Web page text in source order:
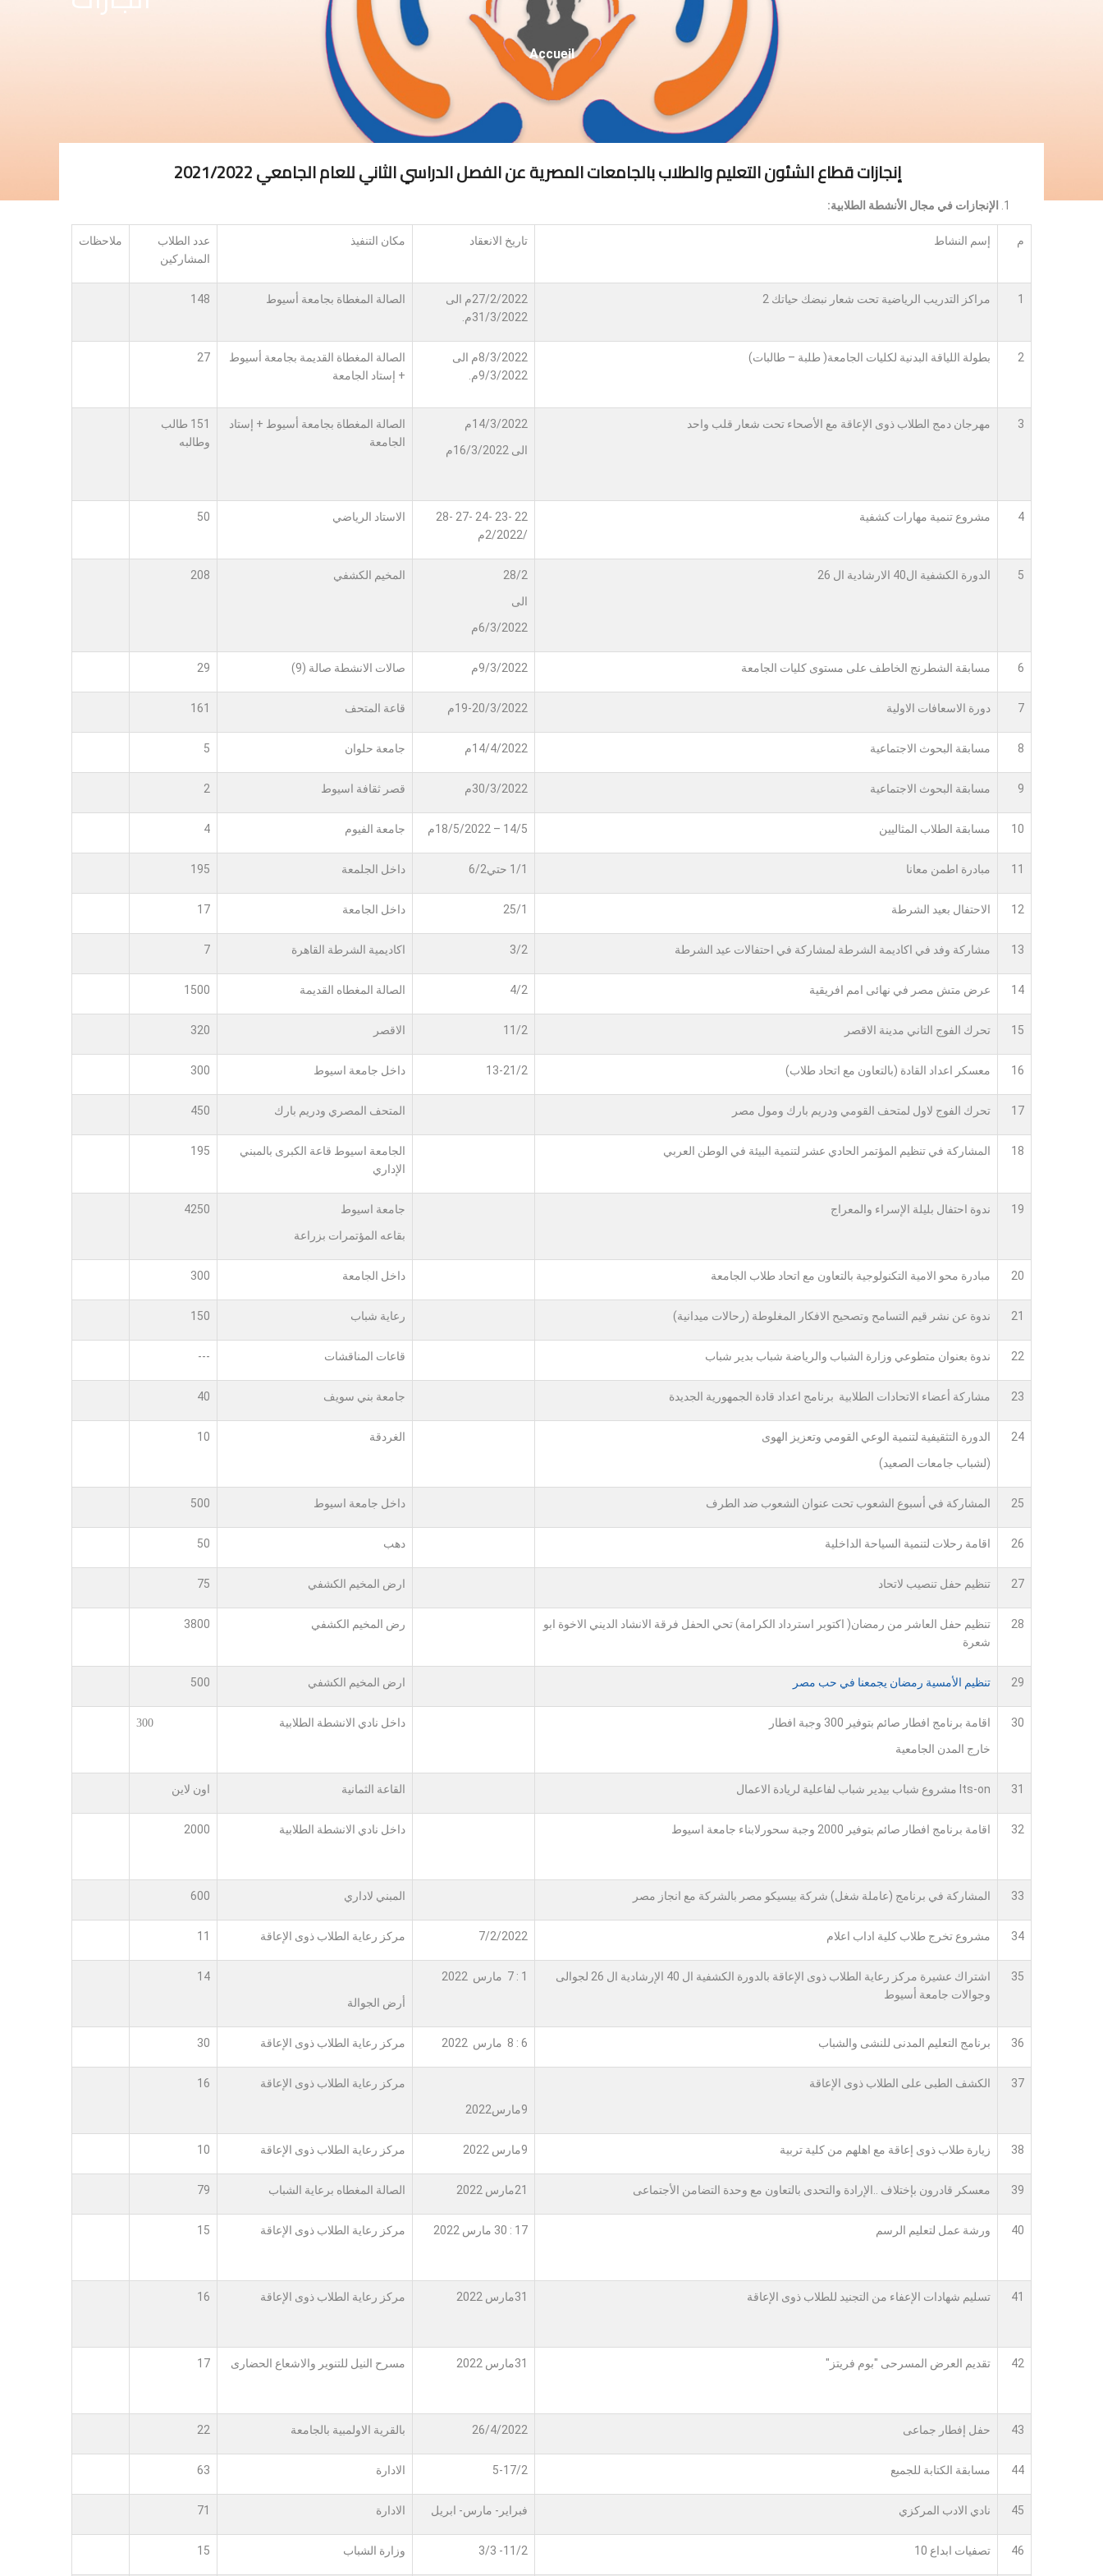
Fil
D'Ariane
Accueil
إنجازات قطاع الشئون التعليم والطلاب بالجامعات المصرية عن الفصل الدراسي الثاني للعام الجامعي 2021/2022
الإنجازات في مجال الأنشطة الطلابية:
م إسم النشاط تاريخ الانعقاد مكان التنفيذ
عدد الطلاب
المشاركين
ملاحظات
1 مراكز التدريب الرياضية تحت شعار نبضك حياتك 2
27/2/2022م الى
31/3/2022م.
الصالة المغطاة بجامعة أسيوط 148
2 بطولة اللياقة البدنية لكليات الجامعة( طلبة – طالبات)
8/3/2022م الى
9/3/2022م.
الصالة المغطاة القديمة بجامعة أسيوط
+ إستاد الجامعة
27
3 مهرجان دمج الطلاب ذوى الإعاقة مع الأصحاء تحت شعار قلب واحد
14/3/2022م
الى 16/3/2022م
الصالة المغطاة بجامعة أسيوط + إستاد
الجامعة
151 طالب
وطالبه
4 مشروع تنمية مهارات كشفية
22 -23 -24 -27 -28
/2/2022م
الاستاد الرياضي 50
5 الدورة الكشفية ال40 الارشادية ال 26
28/2
الى
6/3/2022م
المخيم الكشفي 208
6 مسابقة الشطرنج الخاطف على مستوى كليات الجامعة 9/3/2022م صالات الانشطة صالة (9) 29
7 دورة الاسعافات الاولية 19-20/3/2022م قاعة المتحف 161
8 مسابقة البحوث الاجتماعية 14/4/2022م جامعة حلوان 5
9 مسابقة البحوث الاجتماعية 30/3/2022م قصر ثقافة اسيوط 2
10 مسابقة الطلاب المثاليين 14/5 – 18/5/2022م جامعة الفيوم 4
11 مبادرة اطمن معانا 1/1 حتي6/2 داخل الجلمعة 195
12 الاحتفال بعيد الشرطة 25/1 داخل الجامعة 17
13 مشاركة وفد في اكاديمة الشرطة لمشاركة في احتفالات عيد الشرطة 3/2 اكاديمية الشرطة القاهرة 7
14 عرض متش مصر في نهائى امم افريقية 4/2 الصالة المغطاه القديمة 1500
15 تحرك الفوج التاني مدينة الاقصر 11/2 الاقصر 320
16 معسكر اعداد القادة (بالتعاون مع اتحاد طلاب) 13-21/2 داخل جامعة اسيوط 300
17 تحرك الفوج لاول لمتحف القومي ودريم بارك ومول مصر المتحف المصري ودريم بارك 450
18 المشاركة في تنظيم المؤتمر الحادي عشر لتنمية البيئة في الوطن العربي
الجامعة اسيوط قاعة الكبرى بالمبني
الإداري
195
19 ندوة احتفال بليلة الإسراء والمعراج
جامعة اسيوط
بقاعه المؤتمرات بزراعة
4250
20 مبادرة محو الامية التكنولوجية بالتعاون مع اتحاد طلاب الجامعة داخل الجامعة 300
21 ندوة عن نشر قيم التسامح وتصحيح الافكار المغلوطة (رحالات ميدانية) رعاية شباب 150
22 ندوة بعنوان متطوعي وزارة الشباب والرياضة شباب بدير شباب قاعات المناقشات ---
23 مشاركة أعضاء الاتحادات الطلابية برنامج اعداد قادة الجمهورية الجديدة جامعة بني سويف 40
24
الدورة التثقيفية لتنمية الوعي القومي وتعزيز الهوى
(لشباب جامعات الصعيد)
الغردقة 10
25 المشاركة في أسبوع الشعوب تحت عنوان الشعوب ضد الطرف داخل جامعة اسيوط 500
26 اقامة رحلات لتنمية السياحة الداخلية دهب 50
27 تنظيم حفل تنصيب لاتحاد ارض المخيم الكشفي 75
28
تنظيم حفل العاشر من رمضان( اكتوبر استرداد الكرامة) تحي الحفل فرقة الانشاد الديني الاخوة ابو
شعرة
رض المخيم الكشفي 3800
29 تنظيم الأمسية رمضان يجمعنا في حب مصر ارض المخيم الكشفي 500
30
اقامة برنامج افطار صائم بتوفير 300 وجبة افطار
خارج المدن الجامعية
داخل نادي الانشطة الطلابية 300
31 Its-on مشروع شباب بيدير شباب لفاعلية لريادة الاعمال القاعة الثمانية اون لاين
32 اقامة برنامج افطار صائم بتوفير 2000 وجبة سحورلابناء جامعة اسيوط داخل نادي الانشطة الطلابية 2000
33 المشاركة في برنامج (عاملة شغل) شركة بيسيكو مصر بالشركة مع انجاز مصر المبني لاداري 600
34 مشروع تخرج طلاب كلية اداب اعلام 7/2/2022 مركز رعاية الطلاب ذوى الإعاقة 11
35
اشتراك عشيرة مركز رعاية الطلاب ذوى الإعاقة بالدورة الكشفية ال 40 الإرشادية ال 26 لجوالى
وجوالات جامعة أسيوط
1 : 7 مارس 2022
أرض الجوالة
14
36 برنامج التعليم المدنى للنشى والشباب 6 : 8 مارس 2022 مركز رعاية الطلاب ذوى الإعاقة 30
37
الكشف الطبى على الطلاب ذوى الإعاقة
9مارس2022
مركز رعاية الطلاب ذوى الإعاقة 16
38 زيارة طلاب ذوى إعاقة مع اهلهم من كلية تربية 9مارس 2022 مركز رعاية الطلاب ذوى الإعاقة 10
39 معسكر قادرون بإختلاف ..الإرادة والتحدى بالتعاون مع وحدة التضامن الأجتماعى 21مارس 2022 الصالة المغطاه برعاية الشباب 79
40 ورشة عمل لتعليم الرسم 17 : 30 مارس 2022 مركز رعاية الطلاب ذوى الإعاقة 15
41 تسليم شهادات الإعفاء من التجنيد للطلاب ذوى الإعاقة 31مارس 2022 مركز رعاية الطلاب ذوى الإعاقة 16
42 تقديم العرض المسرحى "بوم فريتز" 31مارس 2022 مسرح النيل للتنوير والاشعاع الحضارى 17
43 حفل إفطار جماعى 26/4/2022 بالقرية الاولمبية بالجامعة 22
44 مسابقة الكتابة للجميع 5-17/2 الادارة 63
45 نادي الادب المركزي فبراير- مارس- ابريل الادارة 71
46 تصفيات ابداع 10 11/2- 3/3 وزارة الشباب 15